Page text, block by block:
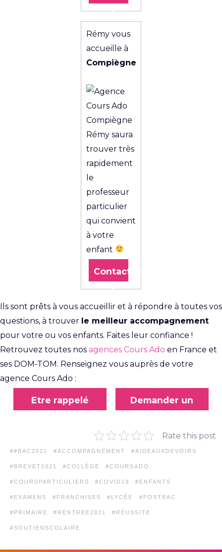
Rémy vous
accueille à
Compiègne
Rémy saura
trouver très
rapidement
le
professeur
particulier
qui convient
à votre
enfant
Contactez
Ils sont prêts à vous accueillir et à répondre à toutes vos
questions, à trouver le meilleur accompagnement
pour votre ou vos enfants. Faites leur confiance !
Retrouvez toutes nos agences Cours Ado en France et
ses DOM-TOM. Renseignez vous auprès de votre
agence Cours Ado :
Etre rappelé
Demander un
Rate this post
TAGS
#BAC2021 ACCOMPAGNEMENT AIDEAUXDEVOIRS
BREVET2021 COLLÈGE COURSADO
COURSPARTICULIERS COVID19 ENFANTS
EXAMENS FRANCHISES LYCÉE POSTBAC
PRIMAIRE RENTREE2021 RÉUSSITE
SOUTIENSCOLAIRE